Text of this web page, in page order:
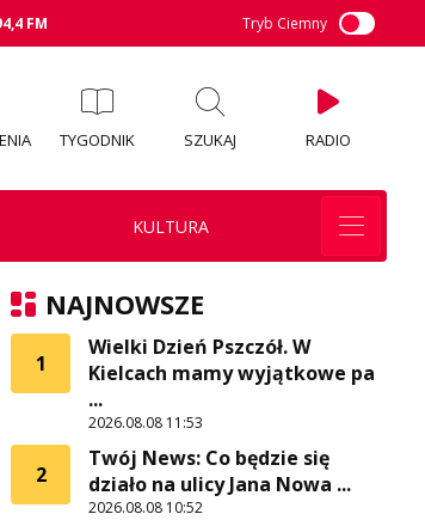
FM Tryb Ciemny
TYGODNIK SZUKAJ RADIO
KULTURA
NAJNOWSZE
1
Wielki Dzień Pszczół. W
Kielcach mamy wyjątkowe pa
...
2026.08.08 11:53
2
Twój News: Co będzie się
działo na ulicy Jana Nowa ...
2026.08.08 10:52